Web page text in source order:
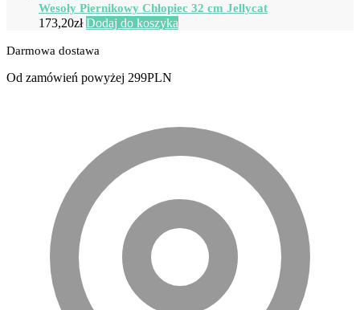
Wesoły Piernikowy Chłopiec 32 cm Jellycat
173,20zł Dodaj do koszyka
Darmowa dostawa
Od zamówień powyżej 299PLN